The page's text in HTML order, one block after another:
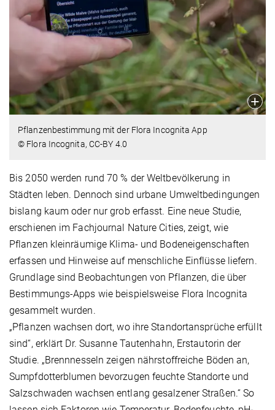
Pflanzenbestimmung mit der Flora Incognita App
© Flora Incognita, CC-BY 4.0
Bis 2050 werden rund 70 % der Weltbevölkerung in
Städten leben. Dennoch sind urbane Umweltbedingungen
bislang kaum oder nur grob erfasst. Eine neue Studie,
erschienen im Fachjournal Nature Cities, zeigt, wie
Pflanzen kleinräumige Klima- und Bodeneigenschaften
erfassen und Hinweise auf menschliche Einflüsse liefern.
Grundlage sind Beobachtungen von Pflanzen, die über
Bestimmungs-Apps wie beispielsweise Flora Incognita
gesammelt wurden.
„Pflanzen wachsen dort, wo ihre Standortansprüche erfüllt
sind“, erklärt Dr. Susanne Tautenhahn, Erstautorin der
Studie. „Brennnesseln zeigen nährstoffreiche Böden an,
Sumpfdotterblumen bevorzugen feuchte Standorte und
Salzschwaden wachsen entlang gesalzener Straßen.“ So